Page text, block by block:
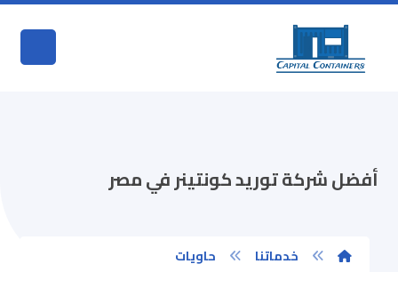
أفضل شركة توريد كونتينر في مصر
خدماتنا حاويات